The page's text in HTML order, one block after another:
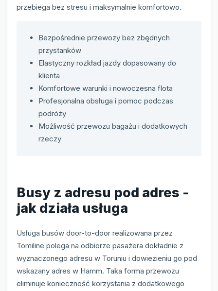
przebiega bez stresu i maksymalnie komfortowo.
Bezpośrednie przewozy bez zbędnych
przystanków
Elastyczny rozkład jazdy dopasowany do
klienta
Komfortowe warunki i nowoczesna flota
Profesjonalna obsługa i pomoc podczas
podróży
Możliwość przewozu bagażu i dodatkowych
rzeczy
Busy z adresu pod adres -
jak działa usługa
Usługa busów door-to-door realizowana przez
Tomiline polega na odbiorze pasażera dokładnie z
wyznaczonego adresu w Toruniu i dowiezieniu go pod
wskazany adres w Hamm. Taka forma przewozu
eliminuje konieczność korzystania z dodatkowego